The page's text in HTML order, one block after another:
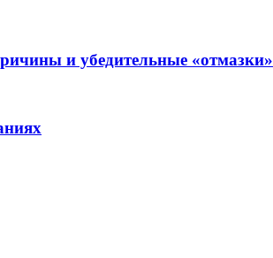
и убедительные «отмазки»